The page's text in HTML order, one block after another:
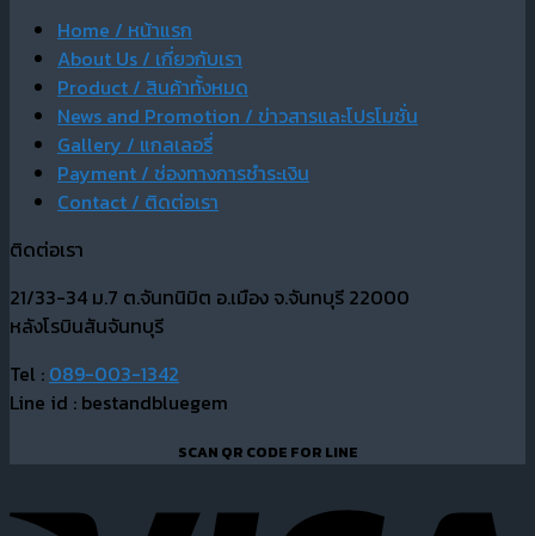
Home / หน้าแรก
About Us / เกี่ยวกับเรา
Product / สินค้าทั้งหมด
News and Promotion / ข่าวสารและโปรโมชั่น
Gallery / แกลเลอรี่
Payment / ช่องทางการชำระเงิน
Contact / ติดต่อเรา
ติดต่อเรา
21/33-34 ม.7 ต.จันทนิมิต อ.เมือง จ.จันทบุรี 22000
หลังโรบินสันจันทบุรี
Tel : 089-003-1342
Line id : bestandbluegem
SCAN QR CODE FOR LINE